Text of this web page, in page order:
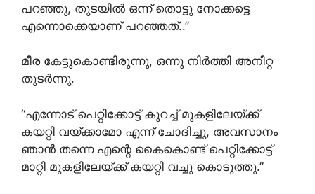
പറഞ്ഞു, തുടയിൽ ഒന്ന് തൊട്ടു നോക്കട്ടെ
എന്നൊക്കെയാണ് പറഞ്ഞത്..”
മീര കേട്ടുകൊണ്ടിരുന്നു, ഒന്നു നിർത്തി അനീറ്റ
തുടർന്നു.
“എന്നോട് പെറ്റിക്കോട്ട് കുറച്ച് മുകളിലേയ്ക്ക്
കയറ്റി വയ്ക്കാമോ എന്ന് ചോദിച്ചു, അവസാനം
ഞാൻ തന്നെ എന്റെ കൈകൊണ്ട് പെറ്റിക്കോട്ട്
മാറ്റി മുകളിലേയ്ക്ക് കയറ്റി വച്ചു കൊടുത്തു.”